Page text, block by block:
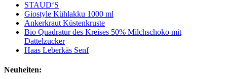
STAUD‘S
Giostyle Kühlakku 1000 ml
Ankerkraut Küstenkruste
Bio Quadratur des Kreises 50% Milchschoko mit
Dattelzucker
Haas Leberkäs Senf
Neuheiten: